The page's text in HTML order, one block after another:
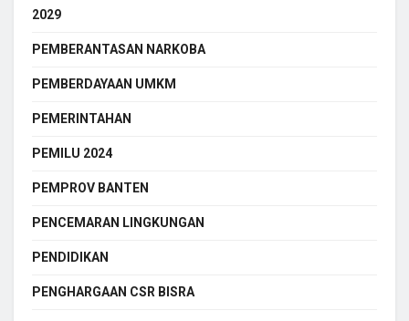
2029
PEMBERANTASAN NARKOBA
PEMBERDAYAAN UMKM
PEMERINTAHAN
PEMILU 2024
PEMPROV BANTEN
PENCEMARAN LINGKUNGAN
PENDIDIKAN
PENGHARGAAN CSR BISRA